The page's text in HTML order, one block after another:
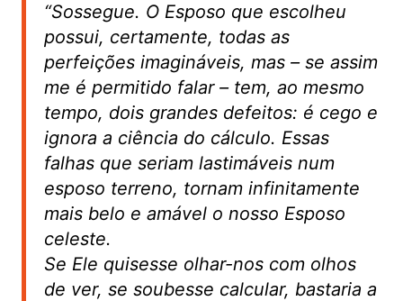
“Sossegue. O Esposo que escolheu
possui, certamente, todas as
perfeições imagináveis, mas – se assim
me é permitido falar – tem, ao mesmo
tempo, dois grandes defeitos: é cego e
ignora a ciência do cálculo. Essas
falhas que seriam lastimáveis num
esposo terreno, tornam infinitamente
mais belo e amável o nosso Esposo
celeste.
Se Ele quisesse olhar-nos com olhos
de ver, se soubesse calcular, bastaria a